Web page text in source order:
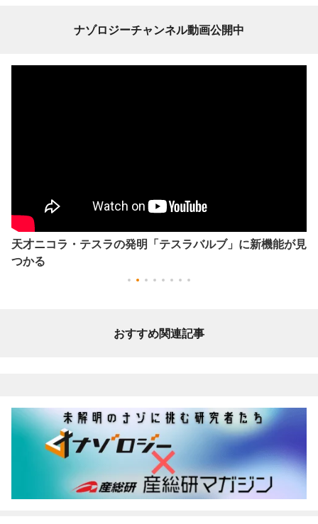
ナゾロジーチャンネル動画公開中
天才ニコラ・テスラの発明「テスラバルブ」に新機能が見
つかる
おすすめ関連記事